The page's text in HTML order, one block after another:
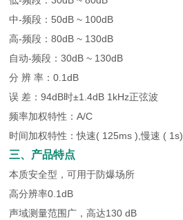
中-频段：50dB ~ 100dB
高-频段：80dB ~ 130dB
自动-频段：30dB ~ 130dB
分 辨 率：0.1dB
误 差：94dB时±1.4dB 1kHz正弦波
频率加权特性：A/C
时间加权特性：快速( 125ms ),慢速 ( 1s)
三、产品特点
本质安全型，可用于防爆场所
高分辨率0.1dB
声域测量范围广，高达130 dB